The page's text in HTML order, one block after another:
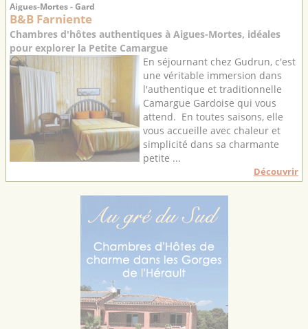
Aigues-Mortes - Gard
B&B Farniente
Chambres d'hôtes authentiques à Aigues-Mortes, idéales
pour explorer la Petite Camargue
En séjournant chez Gudrun, c'est
une véritable immersion dans
l'authentique et traditionnelle
Camargue Gardoise qui vous
attend. En toutes saisons, elle
vous accueille avec chaleur et
simplicité dans sa charmante
petite ...
Découvrir